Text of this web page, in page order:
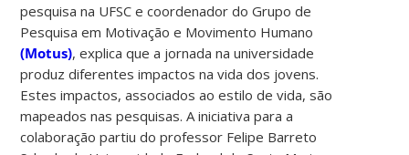
pesquisa na UFSC e coordenador do Grupo de
Pesquisa em Motivação e Movimento Humano
(Motus), explica que a jornada na universidade
produz diferentes impactos na vida dos jovens.
Estes impactos, associados ao estilo de vida, são
mapeados nas pesquisas. A iniciativa para a
colaboração partiu do professor Felipe Barreto